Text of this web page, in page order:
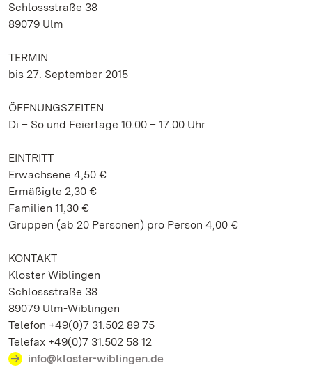
Schlossstraße 38
89079 Ulm
TERMIN
bis 27. September 2015
ÖFFNUNGSZEITEN
Di – So und Feiertage 10.00 – 17.00 Uhr
EINTRITT
Erwachsene 4,50 €
Ermäßigte 2,30 €
Familien 11,30 €
Gruppen (ab 20 Personen) pro Person 4,00 €
KONTAKT
Kloster Wiblingen
Schlossstraße 38
89079 Ulm-Wiblingen
Telefon +49(0)7 31.502 89 75
Telefax +49(0)7 31.502 58 12
info@kloster-wiblingen.de